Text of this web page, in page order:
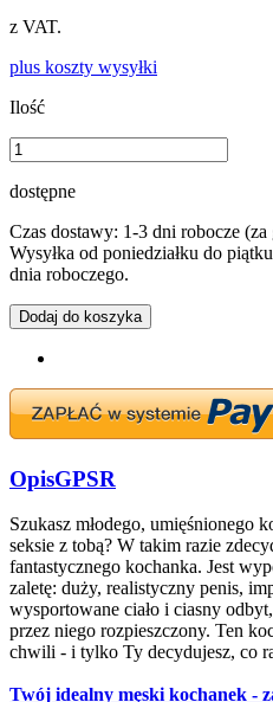
z VAT.
plus koszty wysyłki
Ilość
dostępne
Czas dostawy: 1-3 dni robocze
Wysyłka od poniedziałku do
dnia roboczego.
Dodaj do koszyka
OpisGPSR
Szukasz młodego, umięśnionego
seksie z tobą? W takim razie
fantastycznego kochanka. Jest
zaletę: duży, realistyczny penis,
wysportowane ciało i ciasny
przez niego rozpieszczony. Ten
chwili - i tylko Ty decydujesz, co
Twój idealny męski kochanek -